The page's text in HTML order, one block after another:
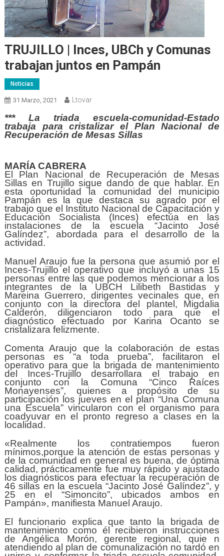
TRUJILLO | Inces, UBCh y Comunas
trabajan juntos en Pampán
Noticias
31 Marzo, 2021 Ltovar
*** La triada escuela-comunidad-Estado
trabaja para cristalizar el Plan Nacional de
Recuperación de Mesas Sillas
MARÍA CABRERA
El Plan Nacional de Recuperación de Mesas
Sillas en Trujillo sigue dando de que hablar. En
esta oportunidad la comunidad del municipio
Pampán es la que destaca su agrado por el
trabajo que el Instituto Nacional de Capacitación y
Educación Socialista (Inces) efectúa en las
instalaciones de la escuela “Jacinto José
Galíndez”, abordada para el desarrollo de la
actividad.
Manuel Araujo fue la persona que asumió por el
Inces-Trujillo el operativo que incluyó a unas 15
personas entre las que podemos mencionar a los
integrantes de la UBCH Lilibeth Bastidas y
Mareina Guerrero, dirigentes vecinales que, en
conjunto con la directora del plantel, Migdalia
Calderón, diligenciaron todo para que el
diagnóstico efectuado por Karina Ocanto se
cristalizara felizmente.
Comenta Araujo que la colaboración de estas
personas es “a toda prueba”, facilitaron el
operativo para que la brigada de mantenimiento
del Inces-Trujillo desarrollara el trabajo en
conjunto con la Comuna “Cinco Raíces
Monayenses”, quienes a propósito de su
participación los jueves en el plan “Una Comuna
una Escuela” vincularon con el organismo para
coadyuvar en el pronto regreso a clases en la
localidad.
«Realmente los contratiempos fueron
mínimos,porque la atención de estas personas y
de la comunidad en general es buena, de óptima
calidad, prácticamente fue muy rápido y ajustado
los diagnósticos para efectuar la recuperación de
46 sillas en la escuela “Jacinto José Galíndez”, y
25 en el “Simoncito”, ubicados ambos en
Pampán», manifiesta Manuel Araujo.
El funcionario explica que tanto la brigada de
mantenimiento como él recibieron instrucciones
de Angélica Morón, gerente regional, quie n
atendiendo al plan de comunalización no tardó en